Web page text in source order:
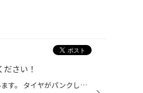
さい！
こんにちは、いつも当店をご利用いただきありがとうございます。 タイヤがパンクしてしまったこと、ありますか？ 突然、タイヤがパンク！想像するだけで、本当に怖いですよね。 今日は、おクルマのタイヤがパンクしてしまった時の対処法について タイヤのプロの目線からご案内できればと思います。 ...